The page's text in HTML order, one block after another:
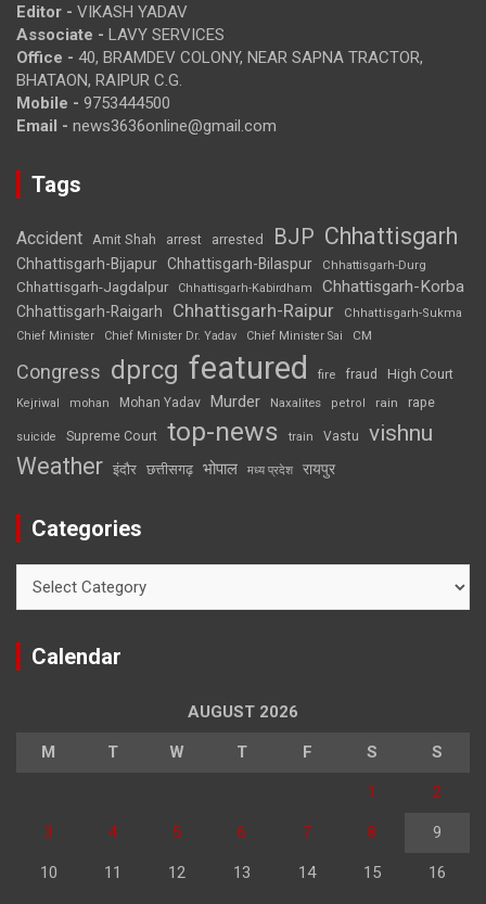
Editor - VIKASH YADAV
Associate - LAVY SERVICES
Office - 40, BRAMDEV COLONY, NEAR SAPNA TRACTOR,
BHATAON, RAIPUR C.G.
Mobile - 9753444500
Email - news3636online@gmail.com
Tags
Accident Amit Shah arrest arrested BJP Chhattisgarh
Chhattisgarh-Bijapur Chhattisgarh-Bilaspur Chhattisgarh-Durg
Chhattisgarh-Jagdalpur Chhattisgarh-Kabirdham Chhattisgarh-Korba
Chhattisgarh-Raigarh Chhattisgarh-Raipur
Chhattisgarh-Sukma
Chief Minister
Chief Minister Dr. Yadav Chief Minister Sai CM
Congress dprcg featured fire fraud High Court
Kejriwal mohan Mohan Yadav Murder Naxalites petrol rain rape
suicide Supreme Court top-news train Vastu vishnu
Weather इंदौर छत्तीसगढ़ भोपाल मध्य प्रदेश रायपुर
Categories
Calendar
AUGUST 2026
M T W T F S S
1 2
3 4 5 6 7 8 9
10 11 12 13 14 15 16